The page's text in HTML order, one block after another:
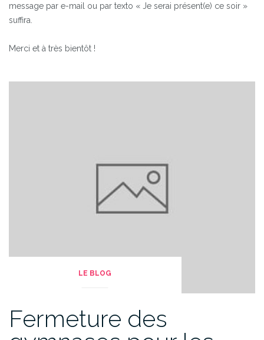
message par e-mail ou par texto « Je serai présent(e) ce soir »
suffira.
Merci et à très bientôt !
LE BLOG
Fermeture des